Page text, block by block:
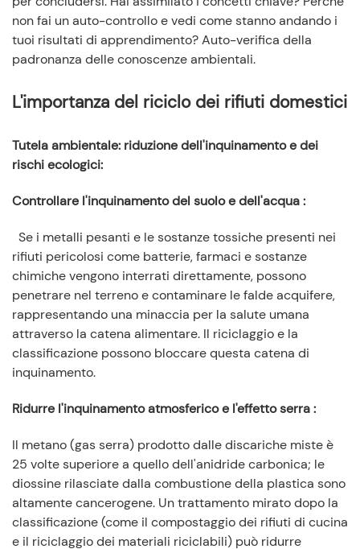
non fai un auto-controllo e vedi come stanno andando i
tuoi risultati di apprendimento? Auto-verifica della
padronanza delle conoscenze ambientali.
L'importanza del riciclo dei rifiuti domestici
Tutela ambientale: riduzione dell'inquinamento e dei
rischi ecologici:
Controllare l'inquinamento del suolo e dell'acqua:
Se i metalli pesanti e le sostanze tossiche presenti nei
rifiuti pericolosi come batterie, farmaci e sostanze
chimiche vengono interrati direttamente, possono
penetrare nel terreno e contaminare le falde acquifere,
rappresentando una minaccia per la salute umana
attraverso la catena alimentare. Il riciclaggio e la
classificazione possono bloccare questa catena di
inquinamento.
Ridurre l'inquinamento atmosferico e l'effetto serra:
Il metano (gas serra) prodotto dalle discariche miste è
25 volte superiore a quello dell'anidride carbonica; le
diossine rilasciate dalla combustione della plastica sono
altamente cancerogene. Un trattamento mirato dopo la
classificazione (come il compostaggio dei rifiuti di cucina
e il riciclaggio dei materiali riciclabili) può ridurre